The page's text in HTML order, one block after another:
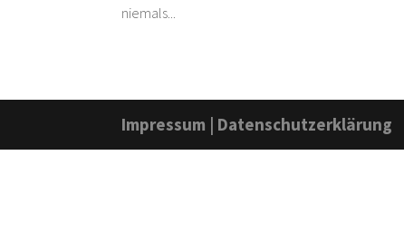
niemals...
Impressum | Datenschutzerklärung